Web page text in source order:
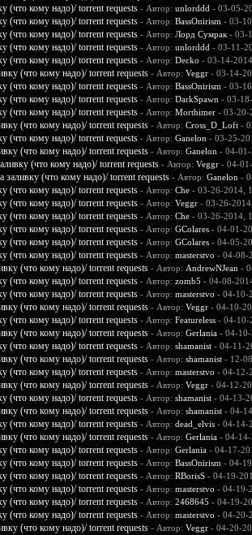
(что кому надо)/ torrent requests - Автор: unlorddd - 03-05-
(что кому надо)/ torrent requests - Автор: BassOnirism - 03-
(что кому надо)/ torrent requests - Автор: Лорд Сумрак- 03-
(что кому надо)/ torrent requests - Автор: unlorddd - 03-11-
(что кому надо)/ torrent requests - Автор: Decko - 03-14-
(что кому надо)/ torrent requests - Автор: Veggr- 03-14-
(что кому надо)/ torrent requests - Автор: BassOnirism - 03-
(что кому надо)/ torrent requests - Автор: DarkSpawn - 03-
(что кому надо)/ torrent requests - Автор: Morthimer- 03-20-
(что кому надо)/ torrent requests - Автор: Cross_D_Loft-
(что кому надо)/ torrent requests - Автор: Ganelon - 03-25-
(что кому надо)/ torrent requests - Автор: Ganelon - 04-
(что кому надо)/ torrent requests - Автор: Veggr- 04-01-
заливку (что кому надо)/ torrent requests - Автор: Ganelon -
(что кому надо)/ torrent requests - Автор: Che- 03-26-2014,
(что кому надо)/ torrent requests - Автор: Veggr- 03-26-
(что кому надо)/ torrent requests - Автор: Che- 03-26-2014,
(что кому надо)/ torrent requests - Автор: GColares- 04-01-
(что кому надо)/ torrent requests - Автор: GColares- 04-05-
(что кому надо)/ torrent requests - Автор: masterstvo - 04-08-
(что кому надо)/ torrent requests - Автор: AndrewNJean -
(что кому надо)/ torrent requests - Автор: zomb5 - 04-08-
(что кому надо)/ torrent requests - Автор: masterstvo - 04-10-
(что кому надо)/ torrent requests - Автор: Veggr- 04-10-
(что кому надо)/ torrent requests - Автор: Featureless- 04-10-
(что кому надо)/ torrent requests - Автор: Gerlania- 04-10-
(что кому надо)/ torrent requests - Автор: shamanist- 04-11-
(что кому надо)/ torrent requests - Автор: shamanist- 12-
(что кому надо)/ torrent requests - Автор: masterstvo - 04-12-
(что кому надо)/ torrent requests - Автор: Veggr- 04-12-
(что кому надо)/ torrent requests - Автор: shamanist- 04-13-
(что кому надо)/ torrent requests - Автор: shamanist- 04-
(что кому надо)/ torrent requests - Автор: dead_elvis- 04-14-
(что кому надо)/ torrent requests - Автор: Gerlania- 04-14-
(что кому надо)/ torrent requests - Автор: Gerlania- 04-17-
(что кому надо)/ torrent requests - Автор: BassOnirism - 04-
(что кому надо)/ torrent requests - Автор: RBorisS- 04-19-
(что кому надо)/ torrent requests - Автор: masterstvo - 04-19-
(что кому надо)/ torrent requests - Автор: 2468645 - 04-19-
(что кому надо)/ torrent requests - Автор: masterstvo - 04-20-
(что кому надо)/ torrent requests - Автор: Veggr- 04-20-